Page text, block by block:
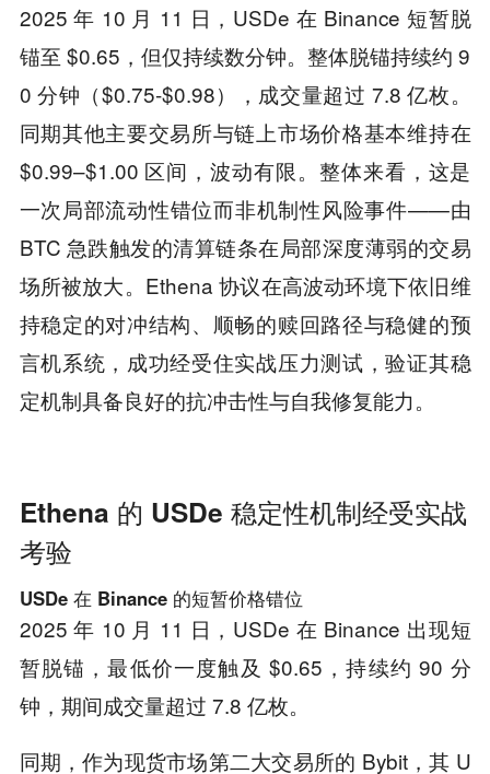
2025 年 10 月 11 日，USDe 在 Binance 短暂脱
锚至 $0.65，但仅持续数分钟。整体脱锚持续约 9
0 分钟（$0.75-$0.98），成交量超过 7.8 亿枚。
同期其他主要交易所与链上市场价格基本维持在
$0.99–$1.00 区间，波动有限。整体来看，这是
一次局部流动性错位而非机制性风险事件——由
BTC 急跌触发的清算链条在局部深度薄弱的交易
场所被放大。Ethena 协议在高波动环境下依旧维
持稳定的对冲结构、顺畅的赎回路径与稳健的预
言机系统，成功经受住实战压力测试，验证其稳
定机制具备良好的抗冲击性与自我修复能力。
Ethena 的 USDe 稳定性机制经受实战
考验
USDe 在 Binance 的短暂价格错位
2025 年 10 月 11 日，USDe 在 Binance 出现短
暂脱锚，最低价一度触及 $0.65，持续约 90 分
钟，期间成交量超过 7.8 亿枚。
同期，作为现货市场第二大交易所的 Bybit，其 U